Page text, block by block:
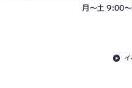
月〜土 9:00